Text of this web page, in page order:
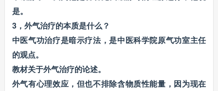
是。
3， 外气治疗的本质是什么？
中医气功治疗是暗示疗法，是中医科学院原气功室主任
的观点。
教材关于外气治疗的论述。
外气有心理效应，但也不排除含物质性能量，因为现在